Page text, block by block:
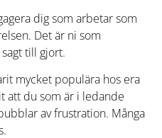
dig som arbetar som
Det är ni som
till gjort.
mycket populära hos era
att du som är i ledande
av frustration. Många